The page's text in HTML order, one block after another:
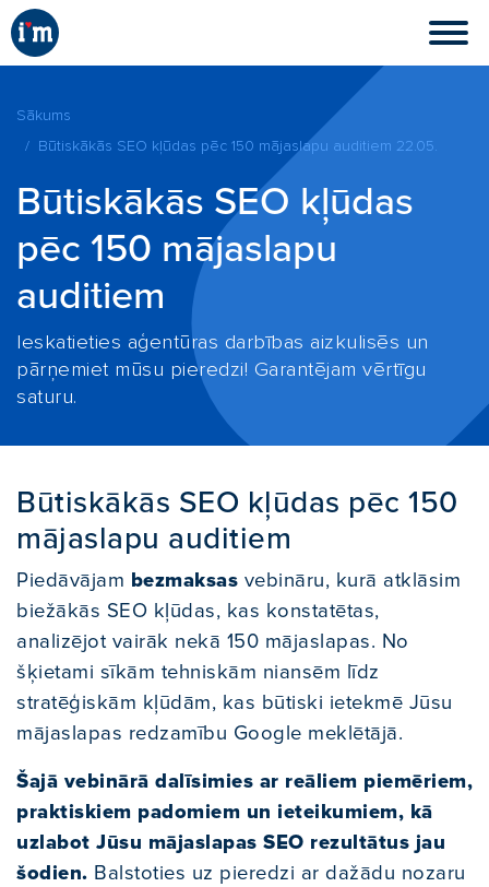
Sākums
Būtiskākās SEO kļūdas pēc 150 mājaslapu auditiem 22.05.
Būtiskākās SEO kļūdas
pēc 150 mājaslapu
auditiem
Ieskatieties aģentūras darbības aizkulisēs un
pārņemiet mūsu pieredzi! Garantējam vērtīgu
saturu.
Būtiskākās SEO kļūdas pēc 150
mājaslapu auditiem
Piedāvājam bezmaksas vebināru, kurā atklāsim
biežākās SEO kļūdas, kas konstatētas,
analizējot vairāk nekā 150 mājaslapas. No
šķietami sīkām tehniskām niansēm līdz
stratēģiskām kļūdām, kas būtiski ietekmē Jūsu
mājaslapas redzamību Google meklētājā.
Šajā vebinārā dalīsimies ar reāliem piemēriem,
praktiskiem padomiem un ieteikumiem, kā
uzlabot Jūsu mājaslapas SEO rezultātus jau
šodien. Balstoties uz pieredzi ar dažādu nozaru